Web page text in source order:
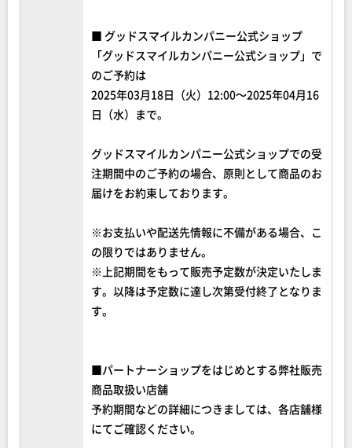
■ グッドスマイルカンパニー公式ショップ
「グッドスマイルカンパニー公式ショップ」で
のご予約は
2025年03月18日（火）12:00～2025年04月16
日（水）まで。
グッドスマイルカンパニー公式ショップでの受
注期間中のご予約の場合、原則として商品のお
届けをお約束しております。
※お支払いや配送先情報に不備がある場合、こ
の限りではありません。
※上記期間をもって販売予定数が決定いたしま
す。以降は予定数に達し次第受付終了となりま
す。
■パートナーショップをはじめとする弊社販売
商品取扱い店舗
予約期間などの詳細につきましては、各店舗様
にてご確認ください。